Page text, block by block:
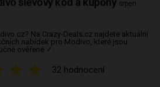
srpen
Na Crazy-Deals.cz najdete aktuální
nabídek pro Modivo, které jsou
ověřené ✓ .
★ ★ 32 hodnocení